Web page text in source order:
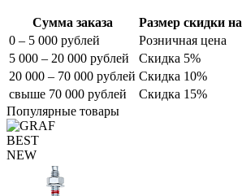
Сумма заказа
Размер скидки
0 – 5 000 рублей
Розничная цена
5 000 – 20 000 рублей
Скидка 5%
20 000 – 70 000 рублей Скидка 10%
свыше 70 000 рублей
Скидка 15%
Популярные товары
BEST
NEW